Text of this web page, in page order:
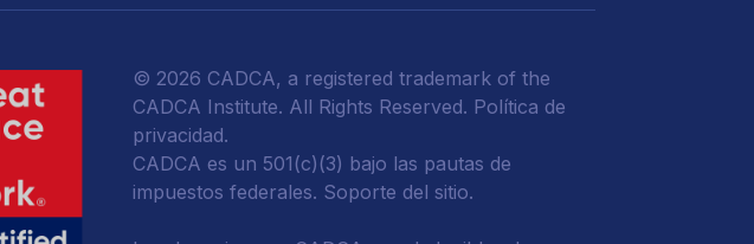
© 2026 CADCA, a registered trademark of the
CADCA Institute. All Rights Reserved. Política de
privacidad.
CADCA es un 501(c)(3) bajo las pautas de
impuestos federales. Soporte del sitio.